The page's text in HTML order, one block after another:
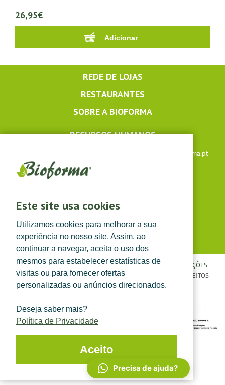
Este site usa cookies
Utilizamos cookies para melhorar a sua
experiência no nosso site. Assim, ao
continuar a navegar, aceita o uso dos
mesmos para estabelecer estatísticas de
visitas ou para fornecer ofertas
personalizadas ou anúncios direcionados.
Deseja saber mais?
Política de Privacidade
Aceito
26,95€
REDE DE LOJAS
RESTAURANTES
SOBRE A BIOFORMA
RECURSOS HUMANOS
lojaonline@bioforma.pt
(dias úteis das 8h30 às 13h e das 14h às 17h30)
POLÍTICA DE PRIVACIDADE|TERMOS E CONDIÇÕES
CONDIÇÕES
GERAIS DE VENDA | ©TOPFARMA, LDA. 2022.
TODOS OS DIREITOS
RESERVADOS.
Precisa de ajuda?